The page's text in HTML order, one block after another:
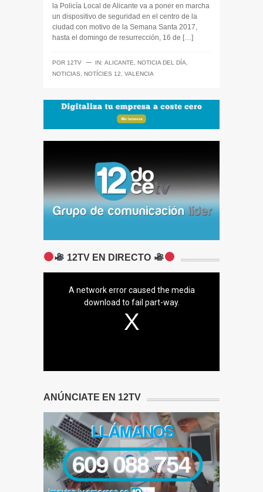
la Policía Local de Alicante va a poner en marcha
un dispositivo de seguridad en el centro de la
ciudad con motivo de la Semana Santa 2017,
hasta el domingo de resurrección, 16 de […]
POR 12TV ─ IN: ALICANTE NOTICIA DEL DÍA
NOTICIAS
NOTÍCIES 12 VALENCIA
12TV EN DIRECTO
A network error caused the media
download to fail part-way.
ANÚNCIATE EN 12TV